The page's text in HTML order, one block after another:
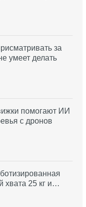
за
умеет делать
помогают ИИ
с дронов
хвата 25 кг и…